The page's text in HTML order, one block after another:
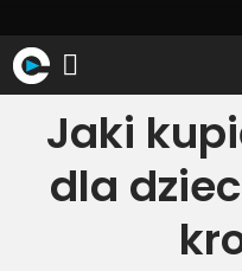
Jaki
dla